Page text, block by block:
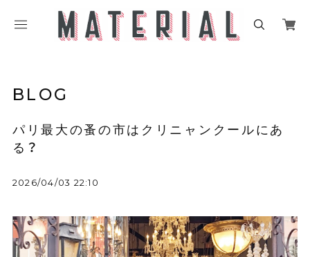
BLOG
パリ最大の蚤の市はクリニャンクールにあ
る？
2026/04/03 22:10